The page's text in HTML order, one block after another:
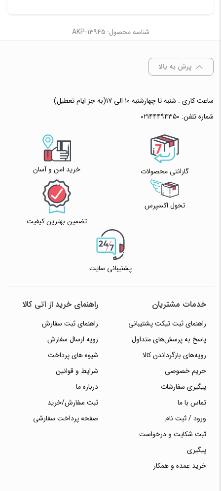
شناسه محصول: AKP-13945
پرش به بالا
ساعت کاری : شنبه تا چهارشنبه ۱۰ الی ۱۷(به جز ایام تعطیل)
شماره تلفن: ۰۲۱۴۴۴۹۴۳۵۰
گارانتی محصولات خرید امن و آسان
تحول اکسپرس
تضمین بهترین کیفیت
پشتیبانی سایت
خدمات مشتریان
راهنمای ثبت تیکت پشتیبانی
پاسخ به پرسش‌های متداول
رویه‌های بازگرداندن کالا
حریم خصوصی
پیگیری سفارشات
تماس با ما
ورود / ثبت نام
ثبت شکایت و درخواست
پیگیری
خرید عمده و همکار
راهنمای خرید از آتی کالا
راهنمای ثبت سفارش
رویه ارسال سفارش
شیوه های پرداخت
شرایط و قوانین
درباره ما
ثبت سفارش/خرید
صفحه پرداخت سفارشی